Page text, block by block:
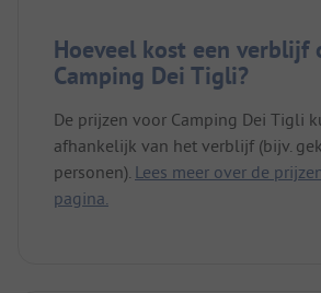
Hoeveel kost een verblijf
Camping Dei Tigli?
De prijzen voor Camping Dei Tigli
afhankelijk van het verblijf (bijv.
personen). Lees meer over de
pagina.